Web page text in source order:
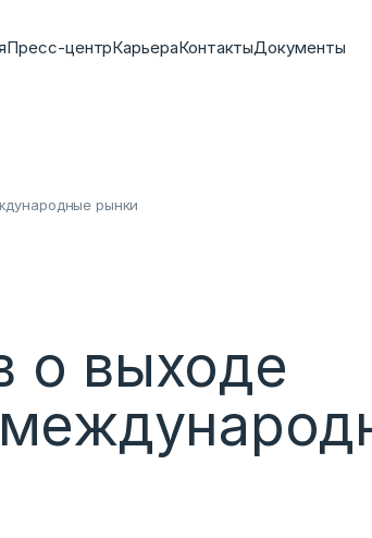
Пресс-центрКарьераКонтактыДокументы
рынки
о выходе